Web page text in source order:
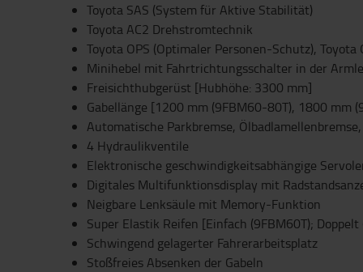
Toyota SAS (System für Aktive Stabilität)
Toyota AC2 Drehstromtechnik
Toyota OPS (Optimaler Personen-Schutz), Toyota
Minihebel mit Fahrtrichtungsschalter in der
Freisichthubgerüst [Hubhöhe: 3300 mm]
Gabellänge [1200 mm (9FBM60-80T), 1800 mm
Automatische Parkbremse,
4 Hydraulikventile
Elektronische geschwindigkeitsabhängige
Digitales Multifunktionsdisplay mit
Neigbare Lenksäule mit Memory-Funktion
Super Elastik Reifen [Einfach (9FBM60T);
Schwingend gelagerter Fahrerarbeitsplatz
Stoßfreies Absenken der Gabeln